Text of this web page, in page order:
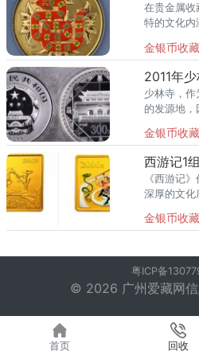
在贵金属收
特的文化内
限量发行
为了收藏界
金银币收藏
少林寺，
的发源地
产。为了
在2011年
金银币收藏
《西游记
深厚的文化
国”战略号
金银币收藏
粤ICP备
© 2026 广州爱藏网信
首页 回收